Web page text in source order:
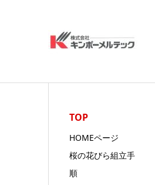
TOP
HOMEページ
桜の花びら組立手
順